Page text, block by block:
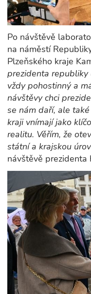
Po návštěvě
na náměstí
Plzeňského kraje
prezidenta republiky
vždy pohostinný a
návštěvy chci
se nám daří, ale
kraji vnímají jako
realitu. Věřím, že
státní a krajskou
návštěvě prezidenta